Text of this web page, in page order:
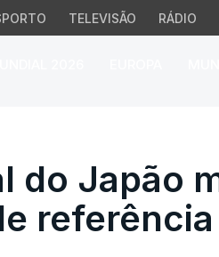
TELEVISÃO RÁDIO
Japão
do Japão